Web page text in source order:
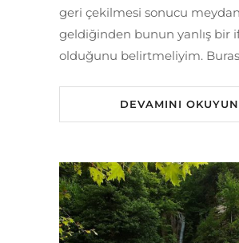
geri çekilmesi sonucu
geldiğinden bunun yanlış bir
olduğunu belirtmeliyim.
DEVAMINI OKUYUN